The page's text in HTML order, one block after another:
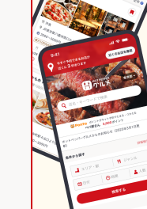
長野市 × 和食
長野市 × 寿司
長野駅 × 和食
長野駅 × 寿司
長野 × 居酒屋
長野 × 海鮮
長野 × 和食
長野 × 寿司
長野の海鮮ランキング
長野市のグルメランキング
長野市の居酒屋ランキング
長野市の海鮮ランキング
長野駅のグルメランキング
長野駅の居酒屋ランキング